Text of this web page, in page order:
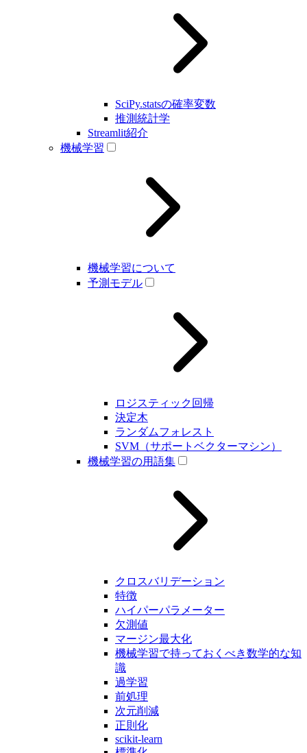
SciPy.statsの確率変数
推測統計学
Streamlit紹介
機械学習
機械学習について
予測モデル
ロジスティック回帰
決定木
ランダムフォレスト
SVM（サポートベクターマシン）
機械学習の用語集
クロスバリデーション
特徴
ハイパーパラメーター
欠測値
マージン最大化
機械学習で持っておくべき数学的な知
識
過学習
前処理
次元削減
正則化
scikit-learn